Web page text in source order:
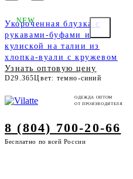
Укороченная блузка с
рукавами-буфами и
кулиской на талии из
хлопка-вуали с кружевом
Узнать оптовую цену
D29.365Цвет: темно-синий
NEW
ОДЕЖДА ОПТОМ
ОТ ПРОИЗВОДИТЕЛЯ
8 (804) 700-20-66
Бесплатно по всей России